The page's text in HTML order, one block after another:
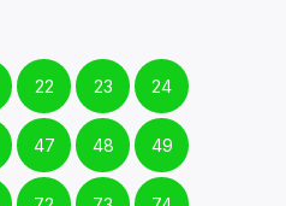
22 23 24
47 48 49